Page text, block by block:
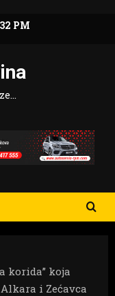
PM
korida” koja
i Zećavca